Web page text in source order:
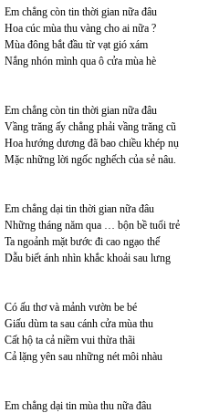
Em chẳng còn tin thời gian nữa đâu
Hoa cúc mùa thu vàng cho ai nữa ?
Mùa đông bắt đầu từ vạt gió xám
Nắng nhón mình qua ô cửa mùa hè
Em chẳng còn tin thời gian nữa đâu
Vầng trăng ấy chẳng phải vầng trăng cũ
Hoa hướng dương đã bao chiều khép nụ
Mặc những lời ngốc nghếch của sẻ nâu.
Em chẳng dại tin thời gian nữa đâu
Những tháng năm qua … bộn bề tuổi trẻ
Ta ngoảnh mặt bước đi cao ngạo thế
Dẫu biết ánh nhìn khắc khoải sau lưng
Có ấu thơ và mảnh vườn be bé
Giấu dùm ta sau cánh cửa mùa thu
Cất hộ ta cả niềm vui thừa thãi
Cả lặng yên sau những nét môi nhàu
Em chẳng dại tin mùa thu nữa đâu